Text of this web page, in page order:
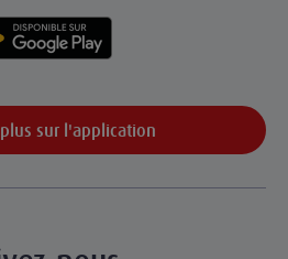
plus sur l'application